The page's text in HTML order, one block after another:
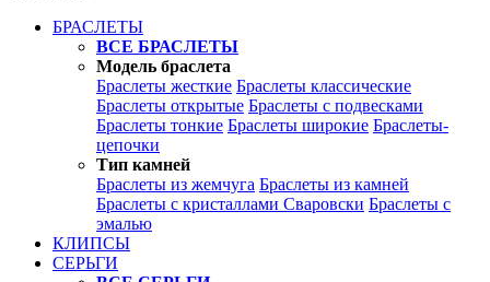
БРАСЛЕТЫ
ВСЕ БРАСЛЕТЫ
Модель браслета
Браслеты жесткие Браслеты классические
Браслеты открытые Браслеты с подвесками
Браслеты тонкие Браслеты широкие Браслеты-
цепочки
Тип камней
Браслеты из жемчуга Браслеты из камней
Браслеты с кристаллами Сваровски Браслеты с
эмалью
КЛИПСЫ
СЕРЬГИ